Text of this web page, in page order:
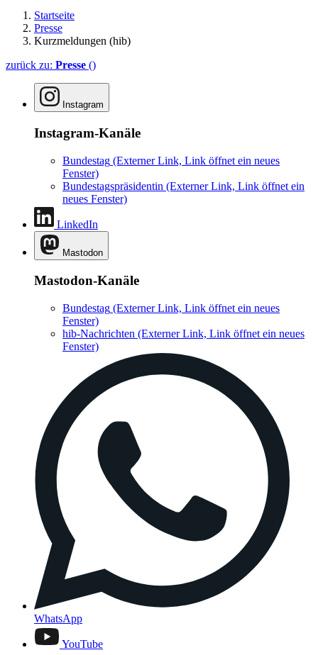
Startseite
Presse
Kurzmeldungen (hib)
zurück zu: Presse ()
Instagram
Instagram-Kanäle
Bundestag (Externer Link, Link öffnet ein neues
Fenster)
Bundestagspräsidentin (Externer Link, Link öffnet ein
neues Fenster)
LinkedIn
Mastodon
Mastodon-Kanäle
Bundestag (Externer Link, Link öffnet ein neues
Fenster)
hib-Nachrichten (Externer Link, Link öffnet ein neues
Fenster)
WhatsApp
YouTube